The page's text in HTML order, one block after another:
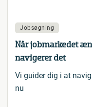
Jobsøgning
Når jobmarkedet
navigerer det
Vi guider dig i at
nu